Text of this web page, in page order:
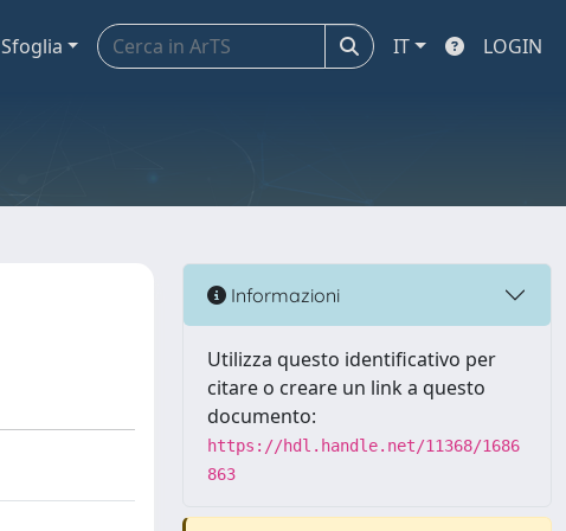
Sfoglia IT LOGIN
Informazioni
Utilizza questo identificativo per
citare o creare un link a questo
documento:
https://hdl.handle.net/11368/1686
863